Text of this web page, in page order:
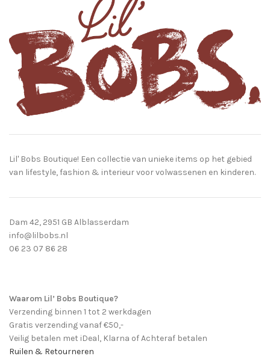
Lil' Bobs Boutique! Een collectie van unieke items op het gebied
van lifestyle, fashion & interieur voor volwassenen en kinderen.
Dam 42, 2951 GB Alblasserdam
info@lilbobs.nl
06 23 07 86 28
Waarom Lil’ Bobs Boutique?
Verzending binnen 1 tot 2 werkdagen
Gratis verzending vanaf €50,-
Veilig betalen met iDeal, Klarna of Achteraf betalen
Ruilen & Retourneren